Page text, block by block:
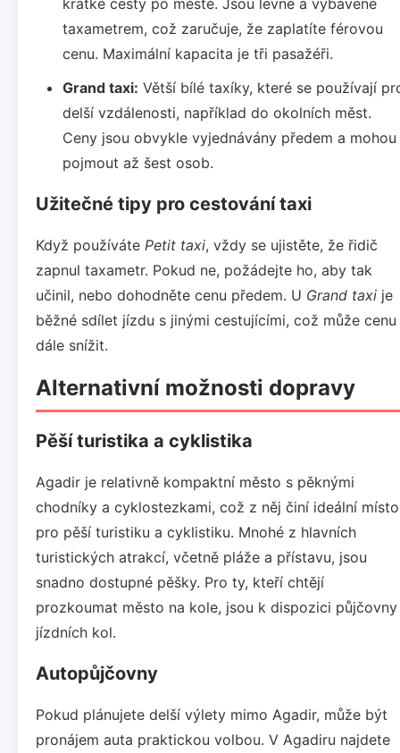
taxametrem, což zaručuje, že zaplatíte férovou
cenu. Maximální kapacita je tři pasažéři.
Grand taxi: Větší bílé taxíky, které se používají
delší vzdálenosti, například do okolních měst.
Ceny jsou obvykle vyjednávány předem a mohou
pojmout až šest osob.
Užitečné tipy pro cestování taxi
Když používáte Petit taxi, vždy se ujistěte, že řidič
zapnul taxametr. Pokud ne, požádejte ho, aby tak
učinil, nebo dohodněte cenu předem. U Grand taxi je
běžné sdílet jízdu s jinými cestujícími, což může cenu
dále snížit.
Alternativní možnosti dopravy
Pěší turistika a cyklistika
Agadir je relativně kompaktní město s pěknými
chodníky a cyklostezkami, což z něj činí ideální místo
pro pěší turistiku a cyklistiku. Mnohé z hlavních
turistických atrakcí, včetně pláže a přístavu, jsou
snadno dostupné pěšky. Pro ty, kteří chtějí
prozkoumat město na kole, jsou k dispozici půjčovny
jízdních kol.
Autopůjčovny
Pokud plánujete delší výlety mimo Agadir, může být
pronájem auta praktickou volbou. V Agadiru najdete